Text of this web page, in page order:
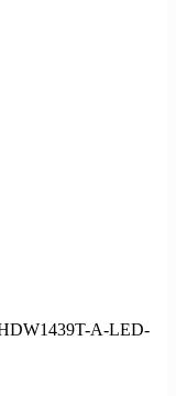
A-LED-